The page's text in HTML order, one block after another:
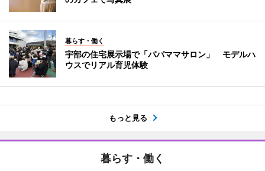
暮らす・働く
宇部の住宅展示場で「パパママサロン」 モデルハ
ウスでリアル育児体験
もっと見る
暮らす・働く